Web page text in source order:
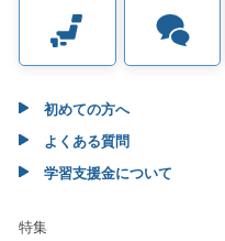
初めての方へ
よくある質問
学習支援金について
特集